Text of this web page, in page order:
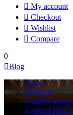
 My account
 Checkout
 Wishlist
 Compare
0
Blog
Home
Sudoperi
Klasični
Alveus LINE